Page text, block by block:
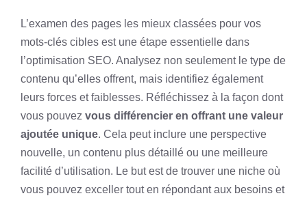
L’examen des pages les mieux classées pour vos
mots-clés cibles est une étape essentielle dans
l’optimisation SEO. Analysez non seulement le type de
contenu qu’elles offrent, mais identifiez également
leurs forces et faiblesses. Réfléchissez à la façon dont
vous pouvez vous différencier en offrant une valeur
ajoutée unique. Cela peut inclure une perspective
nouvelle, un contenu plus détaillé ou une meilleure
facilité d’utilisation. Le but est de trouver une niche où
vous pouvez exceller tout en répondant aux besoins et